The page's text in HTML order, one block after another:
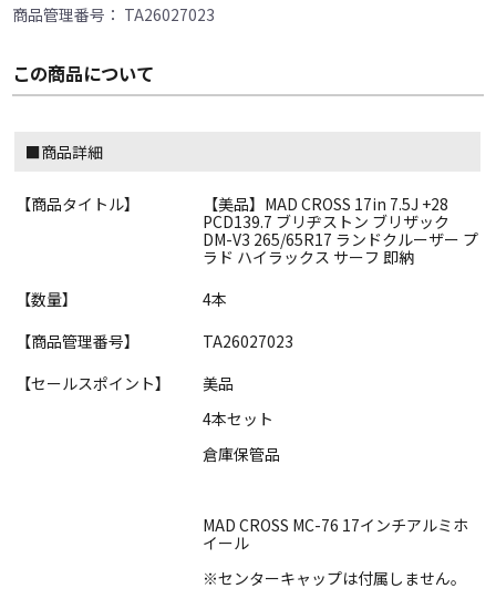
商品管理番号： TA26027023
この商品について
■商品詳細
【商品タイトル】
【美品】MAD CROSS 17in 7.5J +28
PCD139.7 ブリヂストン ブリザック
DM-V3 265/65R17 ランドクルーザー プ
ラド ハイラックス サーフ 即納
【数量】
4本
【商品管理番号】
TA26027023
【セールスポイント】
美品
4本セット
倉庫保管品
MAD CROSS MC-76 17インチアルミホ
イール
※センターキャップは付属しません。